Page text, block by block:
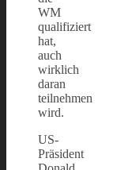
WM
qualifiziert
hat,
auch
wirklich
daran
teilnehmen
wird.
US-
Präsident